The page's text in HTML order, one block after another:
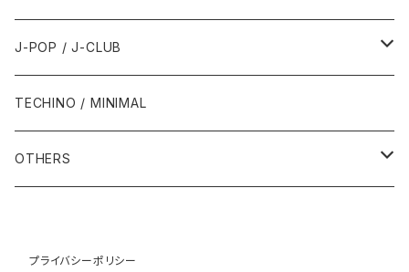
1995年
1996年
2005年
2011年
1999年
2005年
1991年
1991年
2000年
2001年
1985年・以前
1986年
1990年代
1990年
1991年
1993年
2000年代
2000年
2002年
1980年代
1988年・以前
1989年
1990年代
1990年
1992年
2000年代
2001年
J-POP / J-CLUB
1980年代
1990年代
1991年
2000年
TECHINO / MINIMAL
OTHERS
1985年・以前
1990年代
プライバシーポリシー